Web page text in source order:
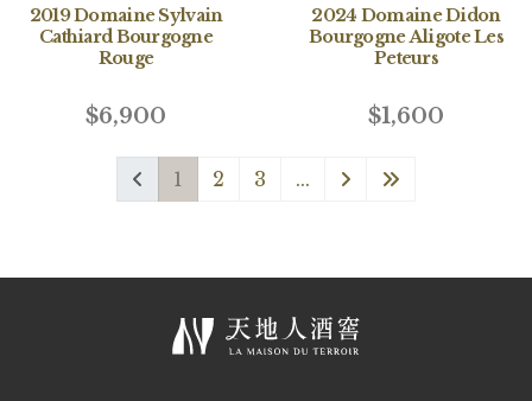
2019 Domaine Sylvain
Cathiard Bourgogne
Rouge
$6,900
2024 Domaine Didon
Bourgogne Aligote Les
Peteurs
$1,600
1 2 3 ...